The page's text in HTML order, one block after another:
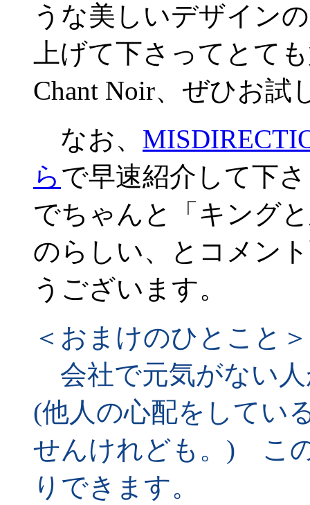
うな美しいデザイン
上げて下さってとて
Chant Noir、ぜひお試
なお、
ら で早速紹介して下
でちゃんと「キング
のらしい、とコメン
うございます。
＜おまけのひとこと＞
会社で元気がない
(他人の心配をしてい
せんけれども。) こ
りできます。